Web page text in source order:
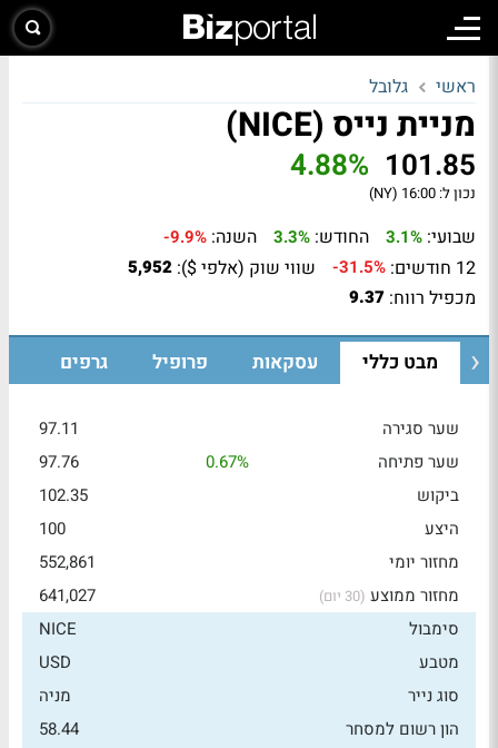
ראשי גלובל
מניית נייס (NICE)
101.85
4.88%
נכון ל: 16:00 (NY)
שבועי: 3.1% החודש: 3.3% השנה: -9.9%
12 חודשים: -31.5% שווי שוק (אלפי $): 5,952
מכפיל רווח: 9.37
מבט כללי עסקאות פרופיל גרפים
שער סגירה
97.11
שער פתיחה
0.67%
97.76
ביקוש
102.35
היצע
100
מחזור יומי
552,861
מחזור ממוצע (30 יום)
641,027
סימבול
NICE
מטבע
USD
סוג נייר
מניה
הון רשום למסחר
58.44